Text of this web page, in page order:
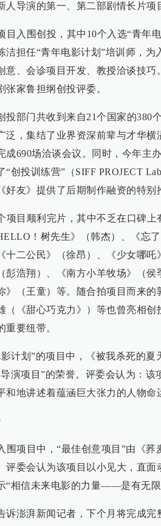
人导演的第一、第二部剧情长片项
目入围创投，其中10个入选“青年
洁担任“青年电影计划”培训师，为
意、会诊项目开发、教授洽谈技巧
张家鲁担纲创投评委。
投部门共收到来自21个国家的380
泛，集结了业界资深前辈与才华
成690场洽谈会议。同时，今年主
“创投训练营”（SIFF PROJECT
好友》提供了后期制作融资的特别
项目顺利完片，其中不乏在口碑
！树先生》（韩杰）、《忘
十二公民》（徐昂）、《少女哪
彭浩翔）、《南方小羊牧场》（侯
》（王童）等。随合拍项目而来的
（《甜心巧克力》）等也曾亮相创
重要纽带。
计划”的项目中，《被我杀死的
演项目”的荣誉。评委会认为：该
和地讲述着蕴涵巨大张力的人物命
围项目中，“最佳创意项目”由《荞
评委会认为该项目以小见大，直
“相信未来电影的力量——是有无限
诉澎湃新闻记者，下个月将完成完